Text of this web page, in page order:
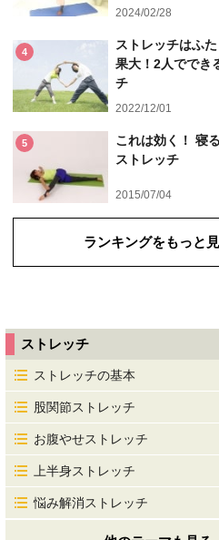
2024/02/28
4
ストレッチはふ
果大！2人ででき
チ
2022/12/01
5
これは効く！ 寝
ストレッチ
2015/07/04
ランキングをもっと
ストレッチ
ストレッチの基本
股関節ストレッチ
お腹やせストレッチ
上半身ストレッチ
悩み解消ストレッチ